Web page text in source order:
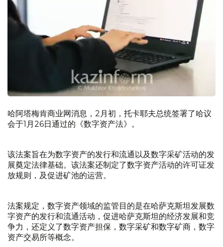
哈阿塔梅肯商业网消息，2月初，托卡耶夫总统签署了哈议
会于1月26日通过的《数字资产法》。
该法案旨在为数字资产的发行和流通以及数字采矿活动的发
展奠定法律基础。该法案还制定了数字资产活动的许可证发
放规则，及促进矿池的运营。
法案规定，数字资产领域的监管目的是在哈萨克斯坦发展数
字资产的发行和流通活动，促进哈萨克斯坦的经济发展和竞
争力，还定义了数字资产担保，数字采矿和数字矿商，数字
资产交易所等概念。